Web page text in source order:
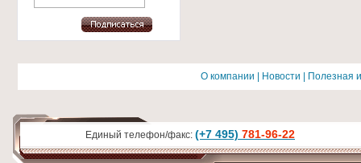
О компании Новости Полезная
Единый телефон/факс: (+7 495) 781-96-22